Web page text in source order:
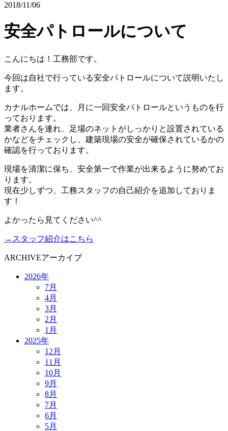
2018/11/06
安全パトロールについて
こんにちは！工務部です。
今回は自社で行っている安全パトロールについて説明いたし
ます。
カナルホームでは、月に一回安全パトロールというものを行
っております。
業者さんを連れ、足場のネットがしっかりと設置されている
かなどをチェックし、建築現場の安全が確保されているかの
確認を行っております。
現場を清潔に保ち、安全第一で作業が出来るように努めてお
ります。
現在少しずつ、工務スタッフの自己紹介を追加しておりま
す！
よかったら見てください^^
→スタッフ紹介はこちら
ARCHIVEアーカイブ
2026年
7月
4月
3月
2月
1月
2025年
12月
11月
10月
9月
8月
7月
6月
5月